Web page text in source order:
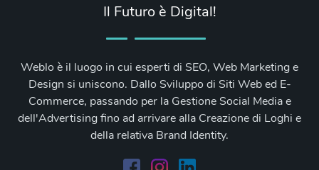
Il Futuro è Digital!
Weblo è il luogo in cui esperti di SEO, Web Marketing e
Design si uniscono. Dallo Sviluppo di Siti Web ed E-
Commerce, passando per la Gestione Social Media e
dell'Advertising fino ad arrivare alla Creazione di Loghi e
della relativa Brand Identity.